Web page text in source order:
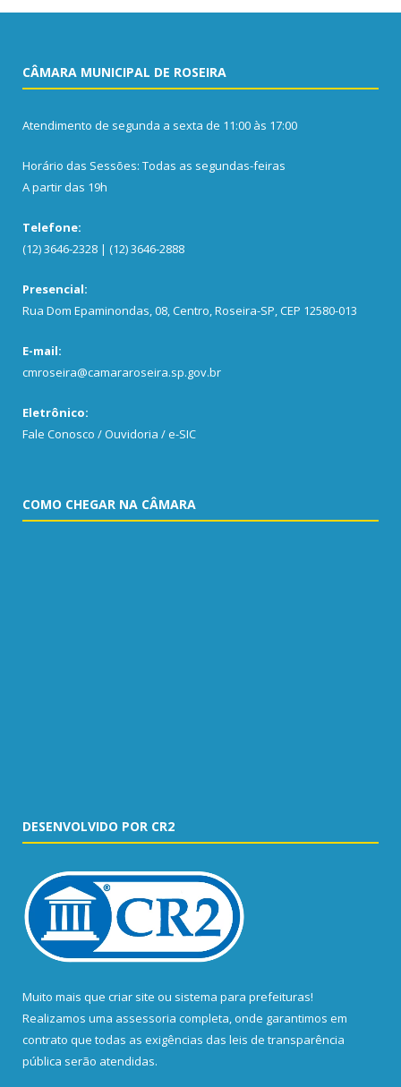
CÂMARA MUNICIPAL DE ROSEIRA
Atendimento de segunda a sexta de 11:00 às 17:00
Horário das Sessões: Todas as segundas-feiras
A partir das 19h
Telefone:
(12) 3646-2328 | (12) 3646-2888
Presencial:
Rua Dom Epaminondas, 08, Centro, Roseira-SP, CEP 12580-013
E-mail:
cmroseira@camararoseira.sp.gov.br
Eletrônico:
Fale Conosco / Ouvidoria / e-SIC
COMO CHEGAR NA CÂMARA
DESENVOLVIDO POR CR2
Muito mais que criar site ou sistema para prefeituras!
Realizamos uma assessoria completa, onde garantimos em
contrato que todas as exigências das leis de transparência
pública serão atendidas.